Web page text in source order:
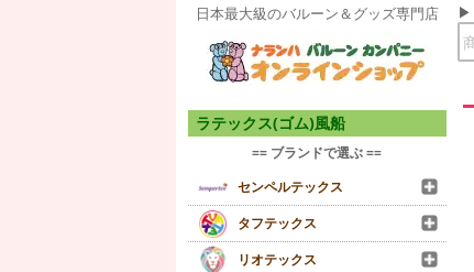
日本最大級のバルーン＆グッズ専門店
ラテックス(ゴム)風船
== ブランドで選ぶ ==
センペルテックス
タフテックス
リオテックス